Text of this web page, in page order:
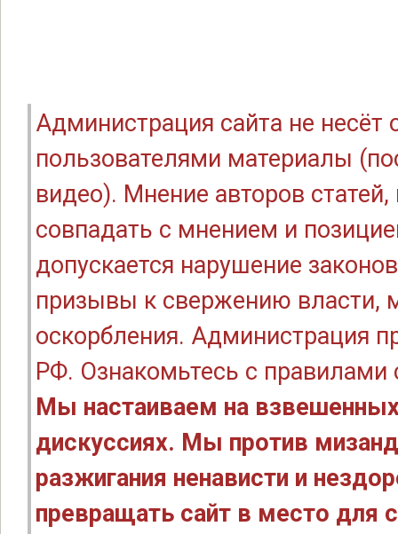
Администрация сайта не
пользователями материалы
видео). Мнение авторов
совпадать с мнением и
допускается нарушение
призывы к свержению власти,
оскорбления. Администрация
РФ. Ознакомьтесь с правилами
Мы настаиваем на
дискуссиях. Мы против
разжигания ненависти и
превращать сайт в место для